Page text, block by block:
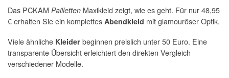
Das PCKAM Pailletten Maxikleid zeigt, wie es geht. Für nur 48,95
€ erhalten Sie ein komplettes Abendkleid mit glamouröser Optik.
Viele ähnliche Kleider beginnen preislich unter 50 Euro. Eine
transparente Übersicht erleichtert den direkten Vergleich
verschiedener Modelle.